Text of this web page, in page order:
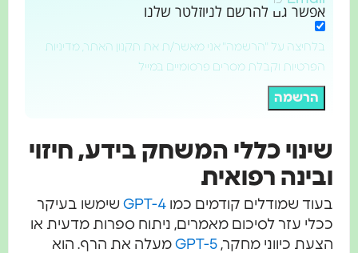
גם להרשם לניוזלטר שלנו
על "הרשמה" אני מאשר/ת את תקנון האתר, מדיניות
וקבלת מסרים פרסומיים במייל
כללי המשחק בידע, חיזוי
רפואית
שמודלים קודמים כמוGPT-4שימשו בעיקר
עזר לסיכום מאמרים, ניתוח ספרות מדעית או
כיווני מחקר,GPT-5מעלה את הרף. הוא